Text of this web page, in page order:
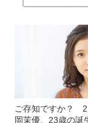
ご存知ですか？
岡茉優、23歳の誕